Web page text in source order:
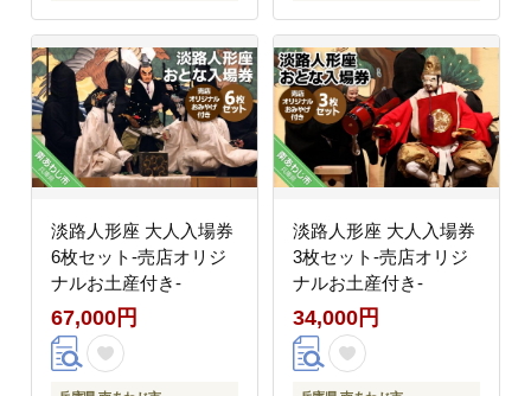
淡路人形座 大人入場券
6枚セット-売店オリジ
ナルお土産付き-
67,000円
淡路人形座 大人入場券
3枚セット-売店オリジ
ナルお土産付き-
34,000円